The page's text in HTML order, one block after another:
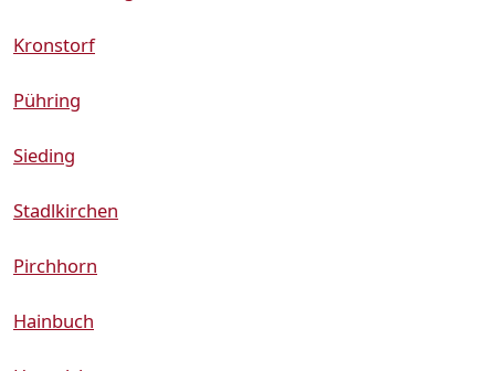
Kronstorf
Pühring
Sieding
Stadlkirchen
Pirchhorn
Hainbuch